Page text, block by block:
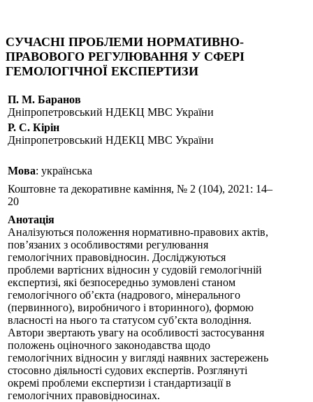
СУЧАСНІ ПРОБЛЕМИ НОРМАТИВНО-
ПРАВОВОГО РЕГУЛЮВАННЯ У СФЕРІ
ГЕМОЛОГІЧНОЇ ЕКСПЕРТИЗИ
П. М. Баранов
Дніпропетровський НДЕКЦ МВС України
Р. С. Кірін
Дніпропетровський НДЕКЦ МВС України
Мова: українська
Коштовне та декоративне каміння, № 2 (104), 2021: 14–
20
Анотація
Аналізуються положення нормативно-правових актів,
пов’язаних з особливостями регулювання
гемологічних правовідносин. Досліджуються
проблеми вартісних відносин у судовій гемологічній
експертизі, які безпосередньо зумовлені станом
гемологічного об’єкта (надрового, мінерального
(первинного), виробничого і вторинного), формою
власності на нього та статусом суб’єкта володіння.
Автори звертають увагу на особливості застосування
положень оціночного законодавства щодо
гемологічних відносин у вигляді наявних застережень
стосовно діяльності судових експертів. Розглянуті
окремі проблеми експертизи і стандартизації в
гемологічних правовідносинах.